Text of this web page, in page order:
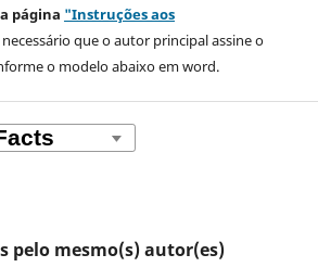
página "Instruções aos
que o autor principal assine o
o modelo abaixo em word.
pelo mesmo(s) autor(es)